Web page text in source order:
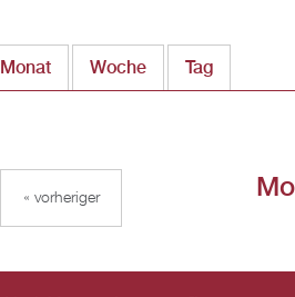
Monat Woche Tag(aktiver
« vorheriger